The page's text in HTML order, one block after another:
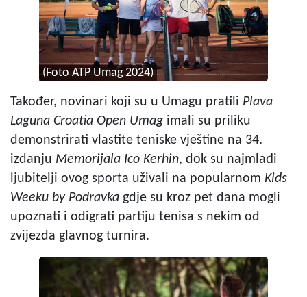
(Foto ATP Umag 2024)
Također, novinari koji su u Umagu pratili Plava
Laguna Croatia Open Umag imali su priliku
demonstrirati vlastite teniske vještine na 34.
izdanju Memorijala Ico Kerhin, dok su najmlađi
ljubitelji ovog sporta uživali na popularnom Kids
Weeku by Podravka gdje su kroz pet dana mogli
upoznati i odigrati partiju tenisa s nekim od
zvijezda glavnog turnira.